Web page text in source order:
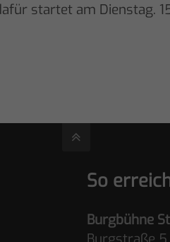
startet am Dienstag.
So
Burgbühne